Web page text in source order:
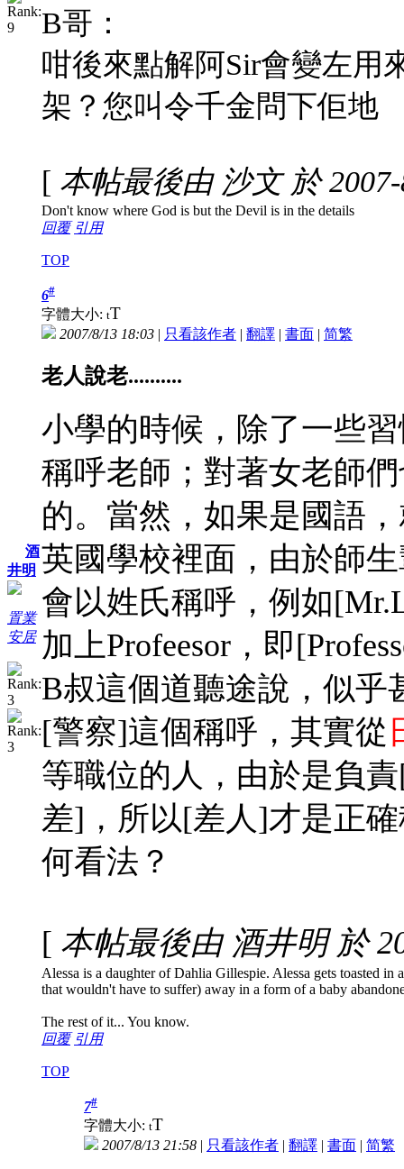
B哥：
咁後來點解阿Sir會變左用
架？您叫令千金問下佢地
[ 本帖最後由 沙文 於
Don't know where God is but the Devil is in the details
回覆 引用
TOP
酒
井明
置業
安居
6#
字體大小: tT
2007/8/13 18:03 | 只看該作者 | 翻譯 | 書面 | 简繁
老人說老..........
小學的時候，除了一些
稱呼老師；對著女老師
的。 當然，如果是國語
英國學校裡面，由於師
會以姓氏稱呼，例如
加上Profeesor，即
B叔這個道聽途說，似乎
[警察]這個稱呼，其實從
等職位的人，由於是負
差]，所以[差人]才是正
何看法？
[ 本帖最後由 酒井明 於
Alessa is a daughter of Dahlia Gillespie. Alessa gets toasted in
that wouldn't have to suffer) away in a form of a baby
The rest of it... You know.
回覆 引用
TOP
7#
字體大小: tT
2007/8/13 21:58 | 只看該作者 | 翻譯 | 書面 | 简繁